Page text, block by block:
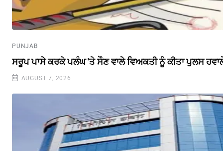
PUNJAB
ਸਰੂਪ ਪਾਸੇ ਕਰਕੇ ਪਲੰਘ 'ਤੇ ਸੌਣ ਵਾਲੇ ਵਿਅਕਤੀ ਨੂੰ ਕੀਤਾ ਪੁਲਸ
AUGUST 7, 2026